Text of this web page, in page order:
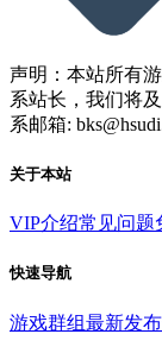
声明：本站所有
系站长，我们将
系邮箱:
关于本站
VIP介绍常见问题
快速导航
游戏群组最新发布